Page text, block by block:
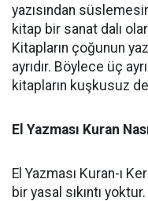
yazısından
kitap bir sanat dalı
Kitapların çoğunun
ayrıdır. Böylece üç
kitapların kuşkusuz
El Yazması Kuran
El Yazması Kuran-ı
bir yasal sıkıntı